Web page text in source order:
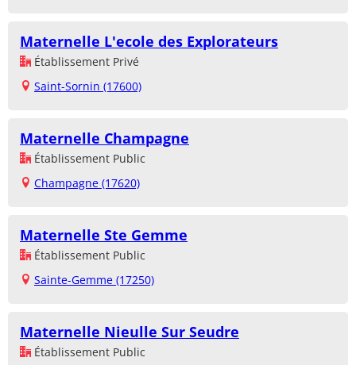
Maternelle L'ecole des Explorateurs
Établissement Privé
Saint-Sornin (17600)
Maternelle Champagne
Établissement Public
Champagne (17620)
Maternelle Ste Gemme
Établissement Public
Sainte-Gemme (17250)
Maternelle Nieulle Sur Seudre
Établissement Public